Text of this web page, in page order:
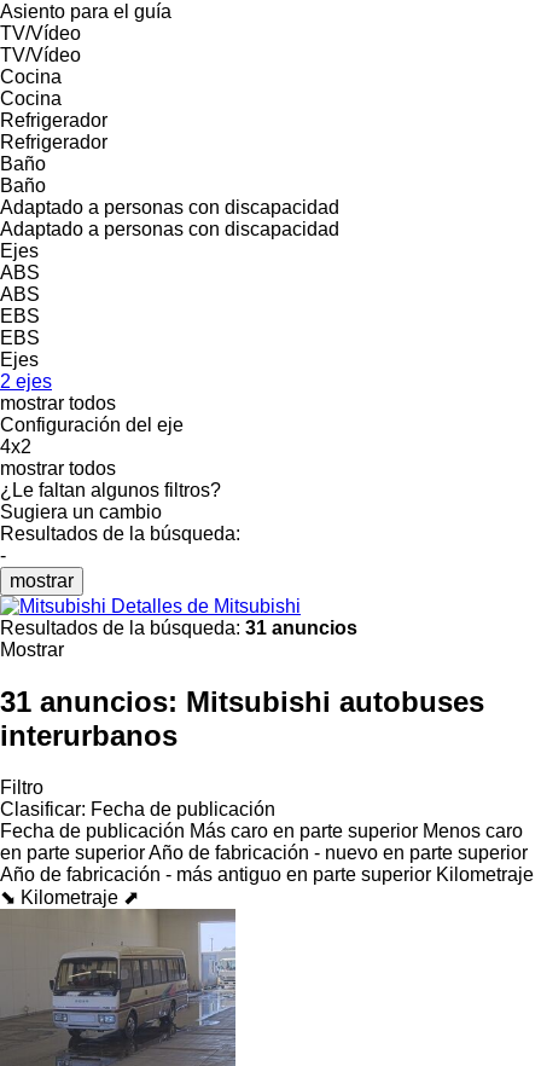
Asiento para el guía
TV/Vídeo
TV/Vídeo
Cocina
Cocina
Refrigerador
Refrigerador
Baño
Baño
Adaptado a personas con discapacidad
Adaptado a personas con discapacidad
Ejes
ABS
ABS
EBS
EBS
Ejes
2 ejes
mostrar todos
Configuración del eje
4x2
mostrar todos
¿Le faltan algunos filtros?
Sugiera un cambio
Resultados de la búsqueda:
-
mostrar
Detalles de Mitsubishi
Resultados de la búsqueda: 31 anuncios
Mostrar
31 anuncios: Mitsubishi autobuses
interurbanos
Filtro
Clasificar: Fecha de publicación
Fecha de publicación Más caro en parte superior Menos caro
en parte superiorAño de fabricación - nuevo en parte superior
Año de fabricación - más antiguo en parte superior Kilometraje
⬊ Kilometraje ⬈